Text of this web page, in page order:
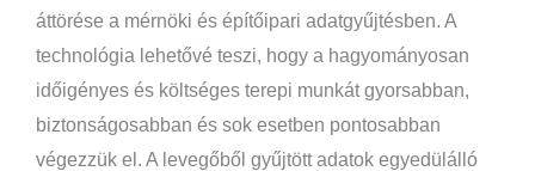
áttörése a mérnöki és építőipari adatgyűjtésben. A
technológia lehetővé teszi, hogy a hagyományosan
időigényes és költséges terepi munkát gyorsabban,
biztonságosabban és sok esetben pontosabban
végezzük el. A levegőből gyűjtött adatok egyedülálló